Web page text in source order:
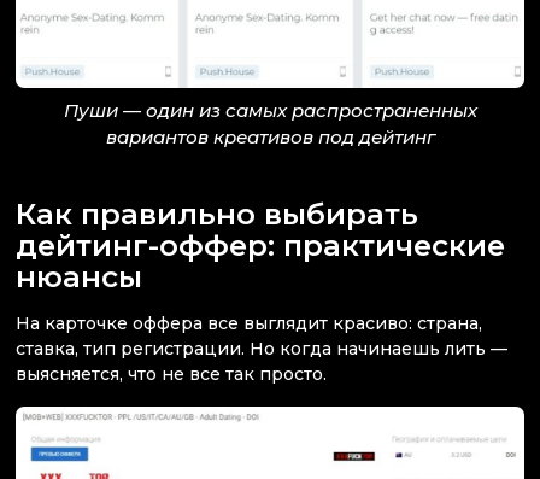
Пуши — один из самых распространенных
вариантов креативов под дейтинг
Как правильно выбирать
дейтинг-оффер: практические
нюансы
На карточке оффера все выглядит красиво: страна,
ставка, тип регистрации. Но когда начинаешь лить —
выясняется, что не все так просто.